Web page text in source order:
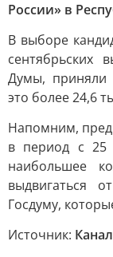
России» в
В выборе
сентябрьских
Думы, приняли
это более 24,6
Напомним,
в период с 25
наибольшее
выдвигаться
Госдуму,
Источник: